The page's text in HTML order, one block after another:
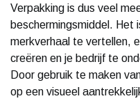
Verpakking is dus veel
beschermingsmiddel. Het
merkverhaal te vertellen,
creëren en je bedrijf te
Door gebruik te maken
op een visueel